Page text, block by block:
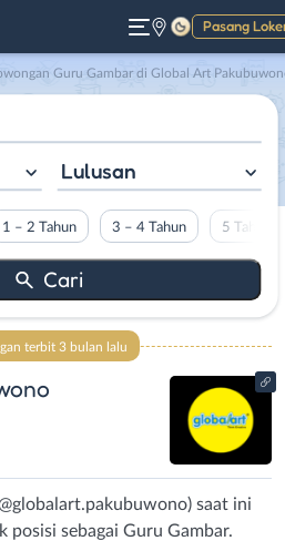
Pasang
Gelap
Guru Gambar di Global Art
Lulusan
1 – 2 Tahun 3 – 4 Tahun 5 Tahun
terbit 3 bulan lalu
saat ini
posisi sebagai Guru Gambar.